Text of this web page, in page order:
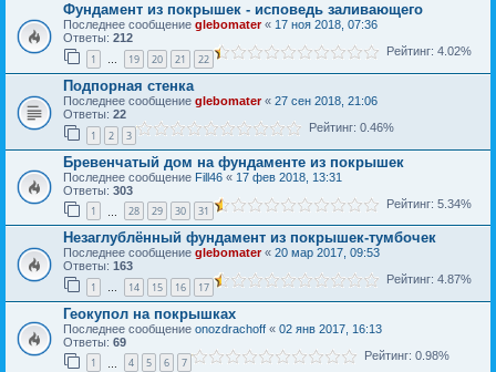
Фундамент из покрышек - исповедь заливающего
Последнее сообщение glebomater« 17 ноя 2018, 07:36
Ответы: 212
1 … 19 20 21 22
Рейтинг: 4.02%
Подпорная стенка
Последнее сообщение glebomater« 27 сен 2018, 21:06
Ответы: 22
1 2 3
Рейтинг: 0.46%
Бревенчатый дом на фундаменте из покрышек
Последнее сообщение Fill46 « 17 фев 2018, 13:31
Ответы: 303
1 28 29 30 31
Рейтинг: 5.34%
Незаглублённый фундамент из покрышек-тумбочек
Последнее сообщение glebomater« 20 мар 2017, 09:53
Ответы: 163
1 … 14 15 16 17
Рейтинг: 4.87%
Геокупол на покрышках
Последнее сообщение onozdrachoff « 02 янв 2017, 16:13
Ответы: 69
1 4 5 6 7
Рейтинг: 0.98%